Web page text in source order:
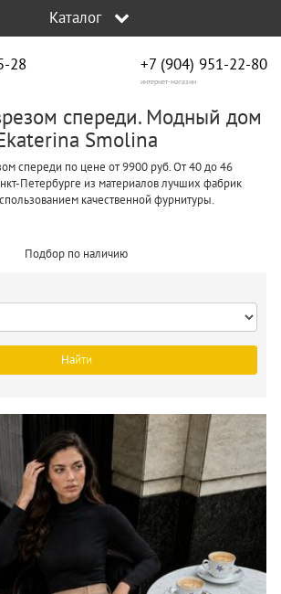
Каталог
28 +7 (904) 951‑22‑80
интернет-магазин
спереди. Модный дом
Smolina
спереди по цене от 9900 руб. От 40 до 46
Петербурге из материалов лучших фабрик
качественной фурнитуры.
Подбор по наличию